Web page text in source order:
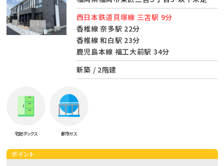
西日本鉄道貝塚線 三苫駅 9分
香椎線 奈多駅 22分
香椎線 和白駅 23分
鹿児島本線 福工大前駅 34分
新築 / 2階建
宅配ボックス 都市ガス
ポイント